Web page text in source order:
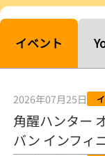
【常滑ボート・ルー
「このままＡ１にな
2026年08月04日
ド！／常滑ボート
2026年08月04日
【ボートレース】「
イベント
2026年07月25日
角醒ハンター
バン インフ